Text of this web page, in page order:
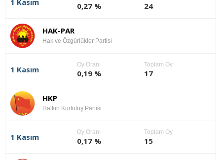
1 Kasım 0,27 % 24
HAK-PAR
Hak ve Özgürlükler Partisi
1 Kasım
Oy Oranı
0,19 %
Toplam Oy
17
HKP
Halkın Kurtuluş Partisi
1 Kasım
Oy Oranı
0,17 %
Toplam Oy
15